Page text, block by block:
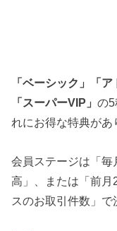
「ベーシック」「
「スーパーVIP」の
れにお得な特典があ
会員ステージは「
高」、または「前
スのお取引件数」で